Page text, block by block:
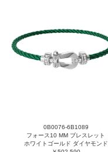
0B0076-6B1089
フォース10 MM ブレスレット
ホワイトゴールド ダイヤモンド